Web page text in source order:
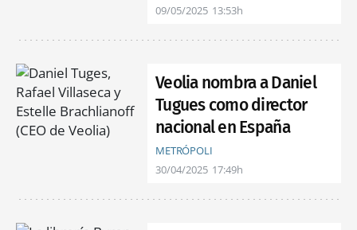
09/05/2025 13:53h
Veolia nombra a Daniel
Tugues como director
nacional en España
METRÓPOLI
30/04/2025 17:49h